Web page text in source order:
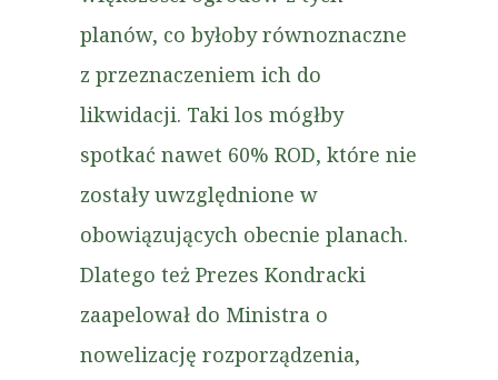
planów, co byłoby równoznaczne
z przeznaczeniem ich do
likwidacji. Taki los mógłby
spotkać nawet 60% ROD, które nie
zostały uwzględnione w
obowiązujących obecnie planach.
Dlatego też Prezes Kondracki
zaapelował do Ministra o
nowelizację rozporządzenia,